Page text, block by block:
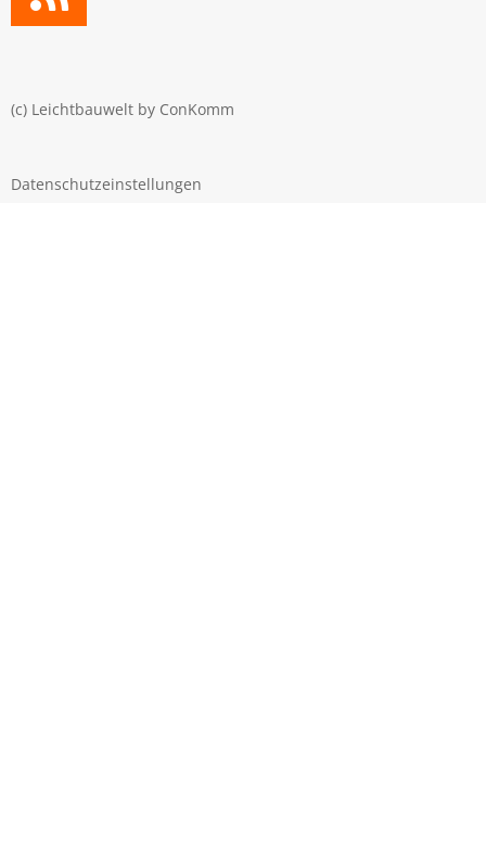
(c) Leichtbauwelt by ConKomm
Datenschutzeinstellungen